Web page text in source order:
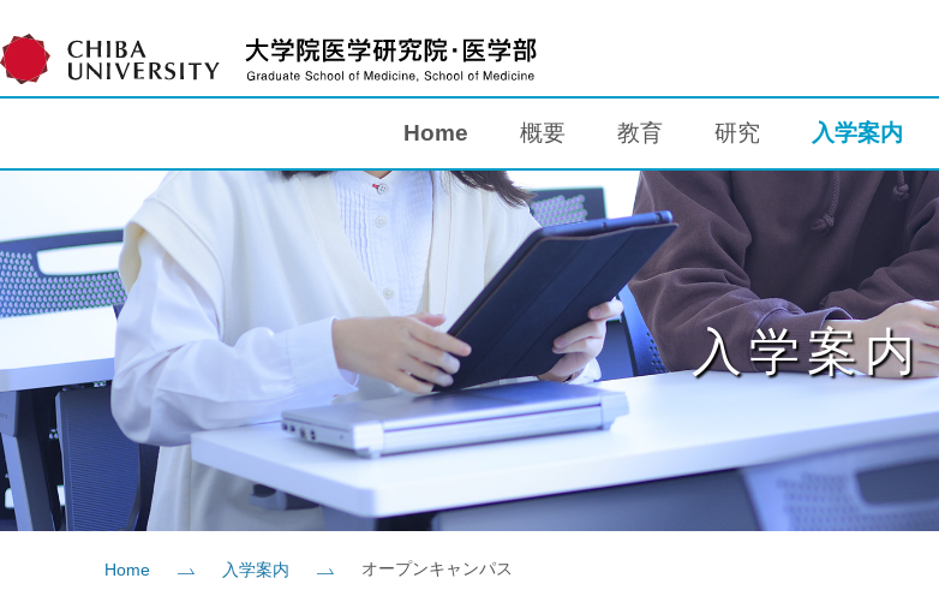
Home
概要
研究
入学案内
Home 概要 教育 研究 入学案内
入学案内
Home 入学案内 オープンキャンパス